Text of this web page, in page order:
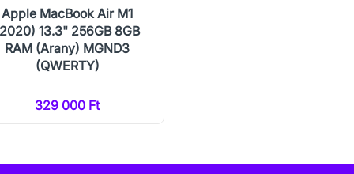
Apple MacBook Air M1
13.3" 256GB 8GB
RAM (Arany) MGND3
(QWERTY)
329 000 Ft